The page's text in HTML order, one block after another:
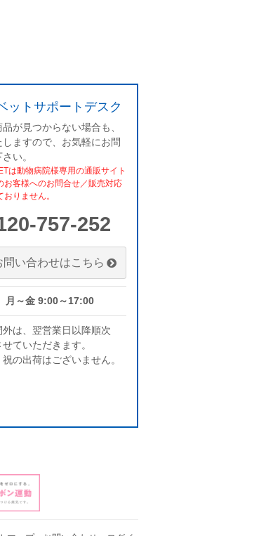
ットサポートデスク
が見つからない場合も、
しますので、お気軽にお問
い。
は動物病院様専用の通販サイト
お客様へのお問合せ／販売対応
りません。
757-252
問い合わせはこちら
月～金 9:00～17:00
は、翌営業日以降順次
ていただきます。
の出荷はございません。